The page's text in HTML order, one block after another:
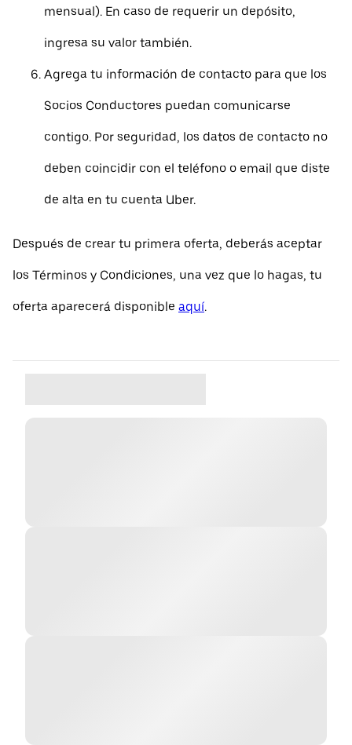
mensual). En caso de requerir un depósito,
ingresa su valor también.
Agrega tu información de contacto para que los
Socios Conductores puedan comunicarse
contigo. Por seguridad, los datos de contacto no
deben coincidir con el teléfono o email que diste
de alta en tu cuenta Uber.
Después de crear tu primera oferta, deberás aceptar
los Términos y Condiciones, una vez que lo hagas, tu
oferta aparecerá disponible aquí.